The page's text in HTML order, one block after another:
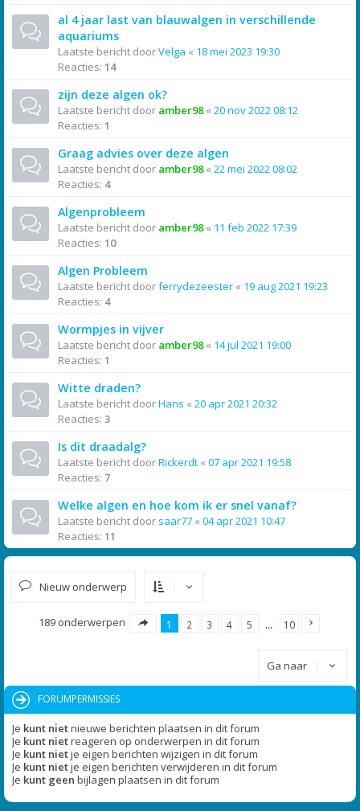
al 4 jaar last van blauwalgen in verschillende
aquariums
Laatste bericht doorVelga « 18 mei 2023 19:30
Reacties: 14
zijn deze algen ok?
Laatste bericht door amber98« 20 nov 2022 08:12
Reacties: 1
Graag advies over deze algen
Laatste bericht door amber98« 22 mei 2022 08:02
Reacties: 4
Algenprobleem
Laatste bericht door amber98« 11 feb 2022 17:39
Reacties: 10
Algen Probleem
Laatste bericht doorferrydezeester « 19 aug 2021 19:23
Reacties: 4
Wormpjes in vijver
Laatste bericht door amber98« 14 jul 2021 19:00
Reacties: 1
Witte draden?
Laatste bericht doorHans « 20 apr 2021 20:32
Reacties: 3
Is dit draadalg?
Laatste bericht doorRickerdt « 07 apr 2021 19:58
Reacties: 7
Welke algen en hoe kom ik er snel vanaf?
Laatste bericht door saar77 « 04 apr 2021 10:47
Reacties: 11
Nieuw onderwerp
189 onderwerpen 1 2 3 4 5 … 10
Ga naar
FORUMPERMISSIES
Je kunt nietnieuwe berichten plaatsen in dit forum
Je kunt nietreageren op onderwerpen in dit forum
Je kunt nietje eigen berichten wijzigen in dit forum
Je kunt nietje eigen berichten verwijderen in dit forum
Je kunt geen bijlagen plaatsen in dit forum